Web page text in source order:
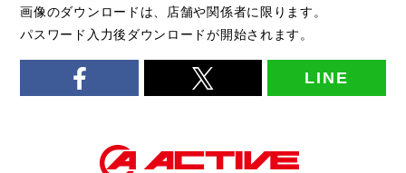
画像のダウンロードは、店舗や関係者に限ります。
パスワード入力後ダウンロードが開始されます。
LINE